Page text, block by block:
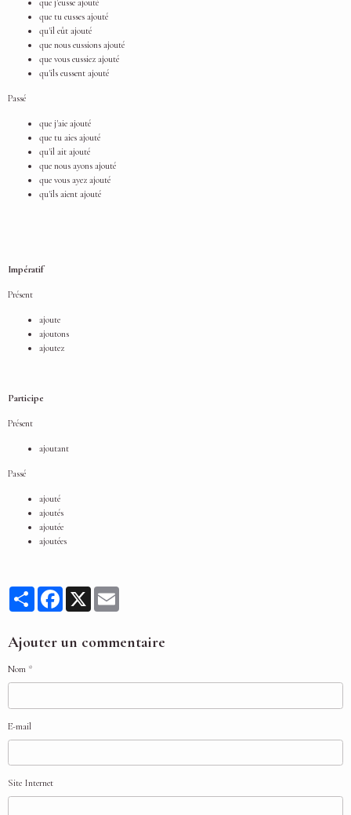
que j'eusse ajouté
que tu eusses ajouté
qu'il eût ajouté
que nous eussions ajouté
que vous eussiez ajouté
qu'ils eussent ajouté
Passé
que j'aie ajouté
que tu aies ajouté
qu'il ait ajouté
que nous ayons ajouté
que vous ayez ajouté
qu'ils aient ajouté
Impératif
Présent
ajoute
ajoutons
ajoutez
Participe
Présent
ajoutant
Passé
ajouté
ajoutés
ajoutée
ajoutées
Partager FacebookX
Ajouter un commentaire
Nom
E-mail
Site Internet